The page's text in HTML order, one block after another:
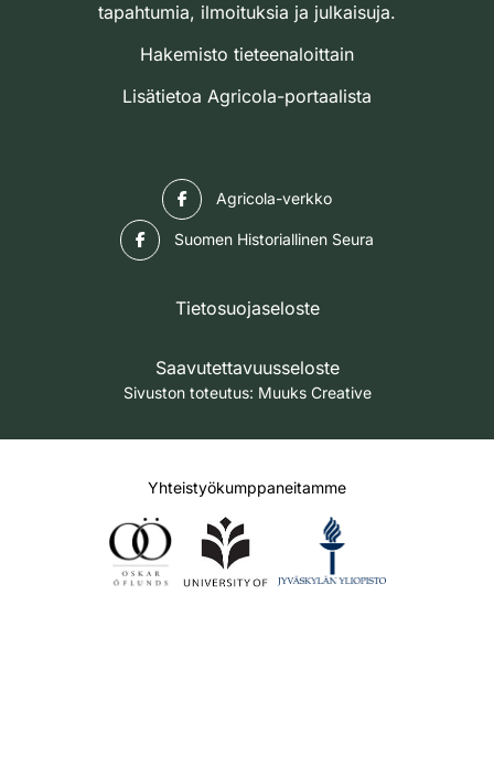
tapahtumia, ilmoituksia ja julkaisuja.
Hakemisto tieteenaloittain
Lisätietoa Agricola-portaalista
Agricola-verkko
Suomen Historiallinen Seura
Tietosuojaseloste
Saavutettavuusseloste
Sivuston toteutus: Muuks Creative
Yhteistyökumppaneitamme